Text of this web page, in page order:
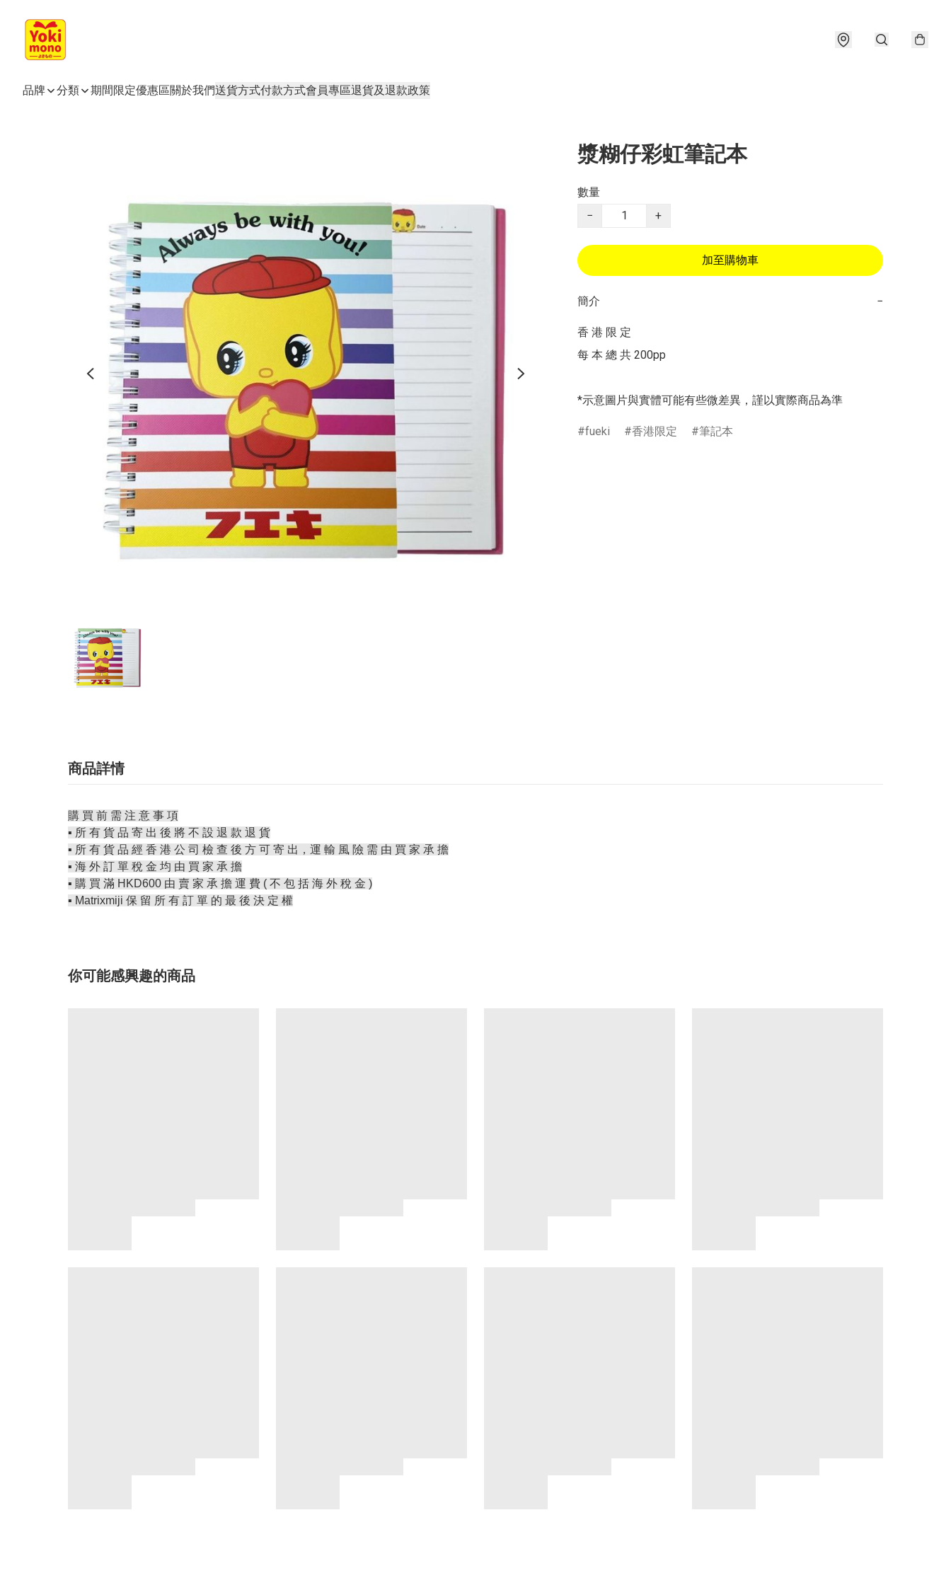
品牌 分類 期間限定優惠區關於我們送貨方式付款方式會員專區退貨及退款政策
漿糊仔彩虹筆記本
數量
−
+
加至購物車
簡介 −
香 港 限 定
每 本 總 共 200pp
*示意圖片與實體可能有些微差異，謹以實際商品為準
fueki 香港限定 筆記本
商品詳情
購 買 前 需 注 意 事 項
▪️ 所 有 貨 品 寄 出 後 將 不 設 退 款 退 貨
▪️ 所 有 貨 品 經 香 港 公 司 檢 查 後 方 可 寄 出，運 輸 風 險 需 由 買 家 承 擔
▪️ 海 外 訂 單 稅 金 均 由 買 家 承 擔
▪️ 購 買 滿 HKD600 由 賣 家 承 擔 運 費 ( 不 包 括 海 外 稅 金 )
▪️ Matrixmiji 保 留 所 有 訂 單 的 最 後 決 定 權
你可能感興趣的商品